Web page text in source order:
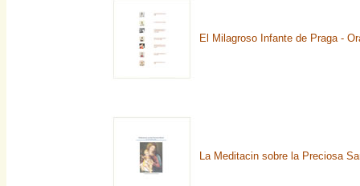
El Milagroso Infante de Praga -
La Meditacin sobre la Preciosa